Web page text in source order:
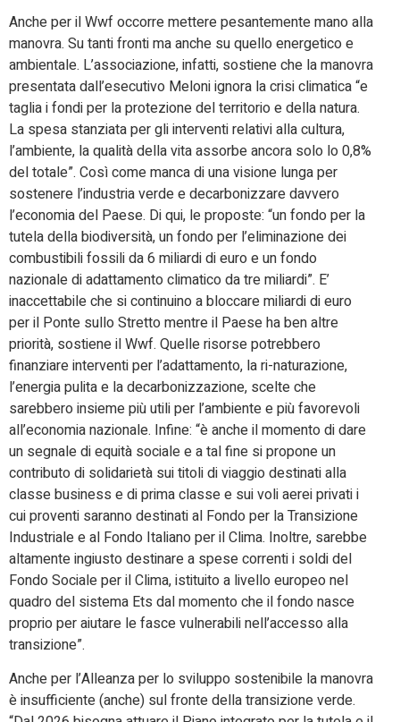
Anche per il Wwf occorre mettere pesantemente mano alla
manovra. Su tanti fronti ma anche su quello energetico e
ambientale. L’associazione, infatti, sostiene che la manovra
presentata dall’esecutivo Meloni ignora la crisi climatica “e
taglia i fondi per la protezione del territorio e della natura.
La spesa stanziata per gli interventi relativi alla cultura,
l’ambiente, la qualità della vita assorbe ancora solo lo 0,8%
del totale”. Così come manca di una visione lunga per
sostenere l’industria verde e decarbonizzare davvero
l’economia del Paese. Di qui, le proposte: “un fondo per la
tutela della biodiversità, un fondo per l’eliminazione dei
combustibili fossili da 6 miliardi di euro e un fondo
nazionale di adattamento climatico da tre miliardi”. E’
inaccettabile che si continuino a bloccare miliardi di euro
per il Ponte sullo Stretto mentre il Paese ha ben altre
priorità, sostiene il Wwf. Quelle risorse potrebbero
finanziare interventi per l’adattamento, la ri-naturazione,
l’energia pulita e la decarbonizzazione, scelte che
sarebbero insieme più utili per l’ambiente e più favorevoli
all’economia nazionale. Infine: “è anche il momento di dare
un segnale di equità sociale e a tal fine si propone un
contributo di solidarietà sui titoli di viaggio destinati alla
classe business e di prima classe e sui voli aerei privati i
cui proventi saranno destinati al Fondo per la Transizione
Industriale e al Fondo Italiano per il Clima. Inoltre, sarebbe
altamente ingiusto destinare a spese correnti i soldi del
Fondo Sociale per il Clima, istituito a livello europeo nel
quadro del sistema Ets dal momento che il fondo nasce
proprio per aiutare le fasce vulnerabili nell’accesso alla
transizione”.
Anche per l’Alleanza per lo sviluppo sostenibile la manovra
è insufficiente (anche) sul fronte della transizione verde.